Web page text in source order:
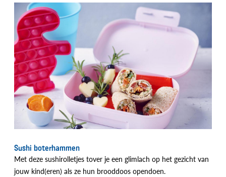
Sushi boterhammen
Met deze sushirolletjes tover je een glimlach op het gezicht van
jouw kind(eren) als ze hun brooddoos opendoen.